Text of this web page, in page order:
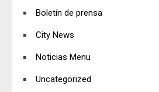
Boletín de prensa
City News
Noticias Menu
Uncategorized